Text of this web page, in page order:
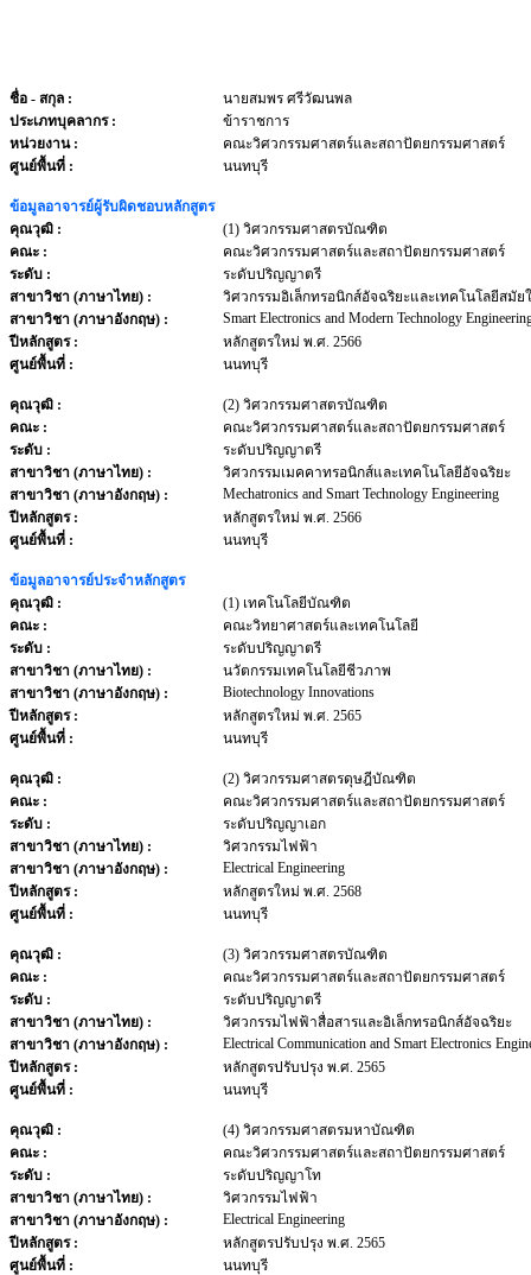
ชื่อ - สกุล :
นายสมพร ศรีวัฒนพล
ประเภทบุคลากร :
ข้าราชการ
หน่วยงาน :
คณะวิศวกรรมศาสตร์และสถาปัตยกรรมศาสตร์
ศูนย์พื้นที่ :
นนทบุรี
ข้อมูลอาจารย์ผู้รับผิดชอบหลักสูตร
คุณวุฒิ :
(1) วิศวกรรมศาสตรบัณฑิต
คณะ :
คณะวิศวกรรมศาสตร์และสถาปัตยกรรมศาสตร์
ระดับ :
ระดับปริญญาตรี
สาขาวิชา (ภาษาไทย) :
วิศวกรรมอิเล็กทรอนิกส์อัจฉริยะและเทคโนโลยีสมัย
สาขาวิชา (ภาษาอังกฤษ) :
Smart Electronics and Modern Technology
ปีหลักสูตร :
หลักสูตรใหม่ พ.ศ. 2566
ศูนย์พื้นที่ :
นนทบุรี
คุณวุฒิ :
(2) วิศวกรรมศาสตรบัณฑิต
คณะ :
คณะวิศวกรรมศาสตร์และสถาปัตยกรรมศาสตร์
ระดับ :
ระดับปริญญาตรี
สาขาวิชา (ภาษาไทย) :
วิศวกรรมเมคคาทรอนิกส์และเทคโนโลยีอัจฉริยะ
สาขาวิชา (ภาษาอังกฤษ) :
Mechatronics and Smart Technology Engineering
ปีหลักสูตร :
หลักสูตรใหม่ พ.ศ. 2566
ศูนย์พื้นที่ :
นนทบุรี
ข้อมูลอาจารย์ประจำหลักสูตร
คุณวุฒิ :
(1) เทคโนโลยีบัณฑิต
คณะ :
คณะวิทยาศาสตร์และเทคโนโลยี
ระดับ :
ระดับปริญญาตรี
สาขาวิชา (ภาษาไทย) :
นวัตกรรมเทคโนโลยีชีวภาพ
สาขาวิชา (ภาษาอังกฤษ) :
Biotechnology Innovations
ปีหลักสูตร :
หลักสูตรใหม่ พ.ศ. 2565
ศูนย์พื้นที่ :
นนทบุรี
คุณวุฒิ :
(2) วิศวกรรมศาสตรดุษฎีบัณฑิต
คณะ :
คณะวิศวกรรมศาสตร์และสถาปัตยกรรมศาสตร์
ระดับ :
ระดับปริญญาเอก
สาขาวิชา (ภาษาไทย) :
วิศวกรรมไฟฟ้า
สาขาวิชา (ภาษาอังกฤษ) :
Electrical Engineering
ปีหลักสูตร :
หลักสูตรใหม่ พ.ศ. 2568
ศูนย์พื้นที่ :
นนทบุรี
คุณวุฒิ :
(3) วิศวกรรมศาสตรบัณฑิต
คณะ :
คณะวิศวกรรมศาสตร์และสถาปัตยกรรมศาสตร์
ระดับ :
ระดับปริญญาตรี
สาขาวิชา (ภาษาไทย) :
วิศวกรรมไฟฟ้าสื่อสารและอิเล็กทรอนิกส์อัจฉริยะ
สาขาวิชา (ภาษาอังกฤษ) :
Electrical Communication and Smart Electronics
ปีหลักสูตร :
หลักสูตรปรับปรุง พ.ศ. 2565
ศูนย์พื้นที่ :
นนทบุรี
คุณวุฒิ :
(4) วิศวกรรมศาสตรมหาบัณฑิต
คณะ :
คณะวิศวกรรมศาสตร์และสถาปัตยกรรมศาสตร์
ระดับ :
ระดับปริญญาโท
สาขาวิชา (ภาษาไทย) :
วิศวกรรมไฟฟ้า
สาขาวิชา (ภาษาอังกฤษ) :
Electrical Engineering
ปีหลักสูตร :
หลักสูตรปรับปรุง พ.ศ. 2565
ศูนย์พื้นที่ :
นนทบุรี